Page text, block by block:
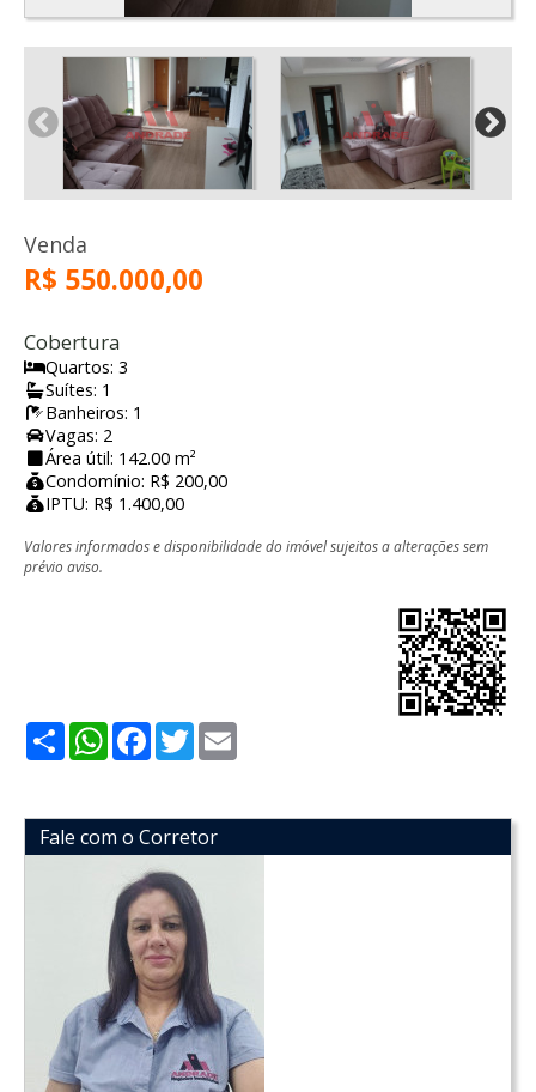
Venda
R$ 550.000,00
Cobertura
Quartos: 3
Suítes: 1
Banheiros: 1
Vagas: 2
Área útil: 142.00 m²
Condomínio: R$ 200,00
IPTU: R$ 1.400,00
Valores informados e disponibilidade do imóvel sujeitos a alterações sem
prévio aviso.
ShareWhatsApp
Facebook
Twitter
Fale com o Corretor